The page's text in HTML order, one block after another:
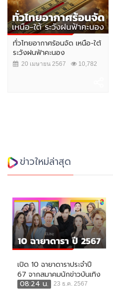
ทั่วไทยอากาศร้อนจัด เหนือ-ใต้
ระวังฝนฟ้าคะนอง
20 เมษายน 2567 10,782
ข่าวใหม่ล่าสุด
เปิด 10 ฉายาดาราประจำปี
67 จากสมาคมนักข่าวบันเทิง
08:24 น.
23 ธ.ค. 2567